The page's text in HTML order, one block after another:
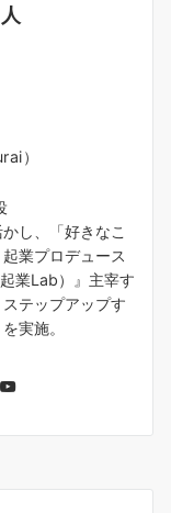
）
し、「好きなこ
業プロデュース
業Lab）』主宰す
テップアップす
実施。